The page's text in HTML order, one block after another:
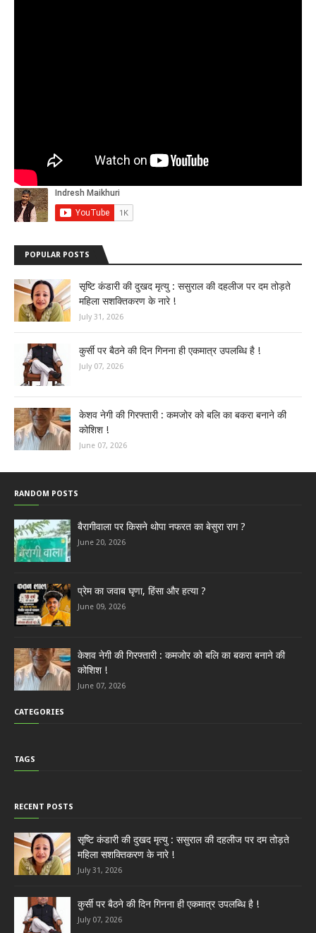
POPULAR POSTS
सृष्टि कंडारी की दुखद मृत्यु : ससुराल की दहलीज पर दम तोड़ते
महिला सशक्तिकरण के नारे !
July 31, 2026
कुर्सी पर बैठने की दिन गिनना ही एकमात्र उपलब्धि है !
July 07, 2026
केशव नेगी की गिरफ्तारी : कमजोर को बलि का बकरा बनाने की
कोशिश !
June 07, 2026
RANDOM POSTS
बैरागीवाला पर किसने थोपा नफरत का बेसुरा राग ?
June 20, 2026
प्रेम का जवाब घृणा, हिंसा और हत्या ?
June 09, 2026
केशव नेगी की गिरफ्तारी : कमजोर को बलि का बकरा बनाने की
कोशिश !
June 07, 2026
CATEGORIES
TAGS
RECENT POSTS
सृष्टि कंडारी की दुखद मृत्यु : ससुराल की दहलीज पर दम तोड़ते
महिला सशक्तिकरण के नारे !
July 31, 2026
कुर्सी पर बैठने की दिन गिनना ही एकमात्र उपलब्धि है !
July 07, 2026